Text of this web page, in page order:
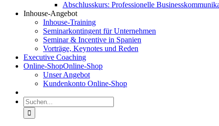
Abschlusskurs: Professionelle
Inhouse-Angebot
Inhouse-Training
Seminarkontingent für Unternehmen
Seminar & Incentive in Spanien
Vorträge, Keynotes und Reden
Executive Coaching
Online-ShopOnline-Shop
Unser Angebot
Kundenkonto Online-Shop
Suche
nach: